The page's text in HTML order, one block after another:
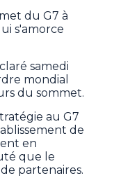
du G7 à
s'amorce
samedi
mondial
du sommet.
au G7
de
en
que le
partenaires.